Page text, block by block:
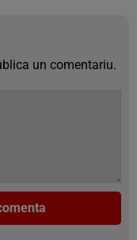
un comentariu.